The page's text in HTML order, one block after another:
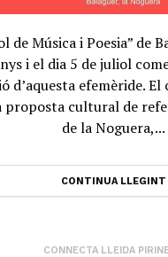
de Música i Poesia” de
i el dia 5 de juliol
d’aquesta efemèride.
proposta cultural de
de la Noguera,...
CONTINUA LLEGINT
CONNECTA LLEIDA